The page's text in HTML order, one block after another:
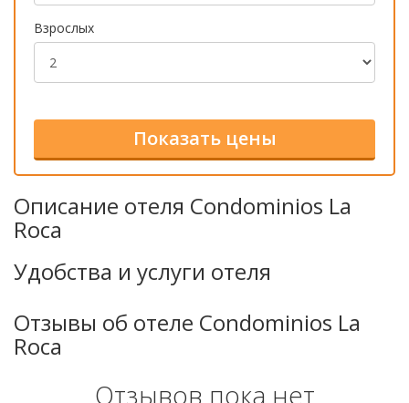
Взрослых
Описание отеля Condominios La
Roca
Удобства и услуги отеля
Отзывы об отеле Condominios La
Roca
Отзывов пока нет